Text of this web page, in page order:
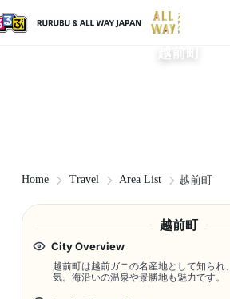
越前町
Home Travel Area List 越前町
越前町
City Overview
越前町は越前ガニの名産地として知られ
気。海沿いの温泉や景勝地も魅力です。